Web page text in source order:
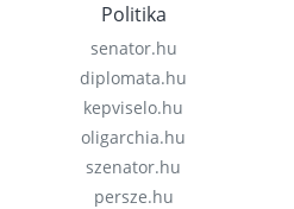
Politika
senator.hu
diplomata.hu
kepviselo.hu
oligarchia.hu
szenator.hu
persze.hu